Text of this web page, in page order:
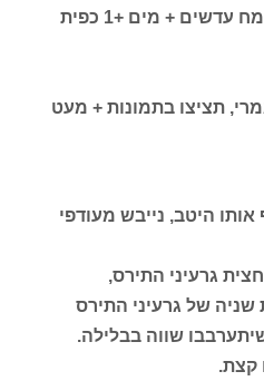
קורנפלור / קמח אורז / קמח עדשים + מים +1 כפית
תציצו בתמונות + מעט
היטב, נייבש מעודפי
גרעיני התירס,
שניה של גרעיני התירס
שווה בבלילה.
קצת.